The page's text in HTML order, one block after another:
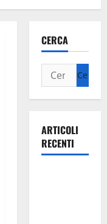
CERCA
ARTICOLI
RECENTI